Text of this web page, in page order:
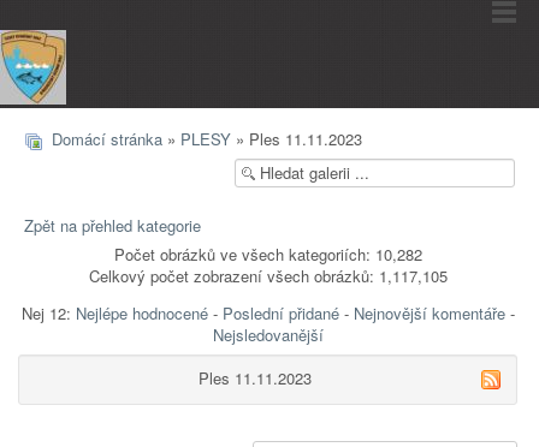
Domácí stránka » PLESY » Ples 11.11.2023
Zpět na přehled kategorie
Počet obrázků ve všech kategoriích: 10,282
Celkový počet zobrazení všech obrázků: 1,117,105
Nej 12: Nejlépe hodnocené- Poslední přidané- Nejnovější komentáře-
Nejsledovanější
Ples 11.11.2023